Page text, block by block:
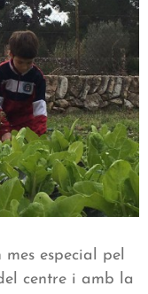
especial pel
centre i amb la